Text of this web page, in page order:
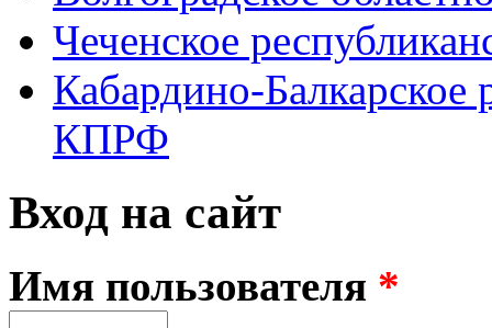
Чеченское
Кабардино-Балкарское
КПРФ
Вход на сайт
Имя пользователя *